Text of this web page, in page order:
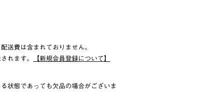
送費は含まれておりません。
れます。 【新規会員登録について】
状態であっても欠品の場合がございま